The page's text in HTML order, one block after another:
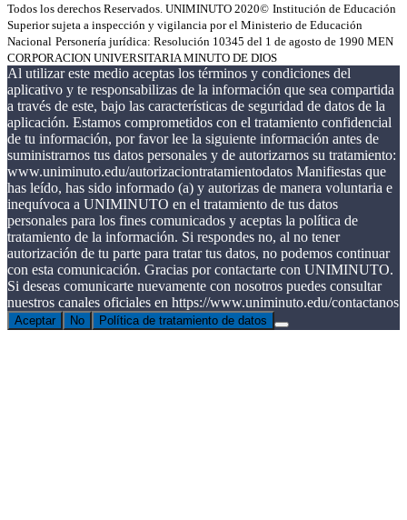
Todos los derechos Reservados. UNIMINUTO 2020© Institución de Educación
Superior sujeta a inspección y vigilancia por el Ministerio de Educación
Nacional Personería jurídica: Resolución 10345 del 1 de agosto de 1990 MEN
CORPORACION UNIVERSITARIA MINUTO DE DIOS
Al utilizar este medio aceptas los términos y condiciones del
aplicativo y te responsabilizas de la información que sea compartida
a través de este, bajo las características de seguridad de datos de la
aplicación. Estamos comprometidos con el tratamiento confidencial
de tu información, por favor lee la siguiente información antes de
suministrarnos tus datos personales y de autorizarnos su tratamiento:
www.uniminuto.edu/autorizaciontratamientodatos Manifiestas que
has leído, has sido informado (a) y autorizas de manera voluntaria e
inequívoca a UNIMINUTO en el tratamiento de tus datos
personales para los fines comunicados y aceptas la política de
tratamiento de la información. Si respondes no, al no tener
autorización de tu parte para tratar tus datos, no podemos continuar
con esta comunicación. Gracias por contactarte con UNIMINUTO.
Si deseas comunicarte nuevamente con nosotros puedes consultar
nuestros canales oficiales en https://www.uniminuto.edu/contactanos
Aceptar No Política de tratamiento de datos